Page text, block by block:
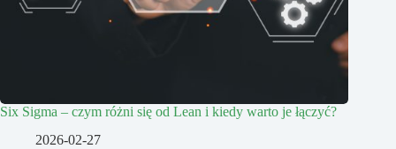
Six Sigma – czym różni się od Lean i kiedy warto je łączyć?
2026-02-27